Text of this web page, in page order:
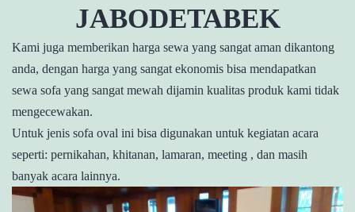
JABODETABEK
Kami juga memberikan harga sewa yang sangat aman dikantong
anda, dengan harga yang sangat ekonomis bisa mendapatkan
sewa sofa yang sangat mewah dijamin kualitas produk kami tidak
mengecewakan.
Untuk jenis sofa oval ini bisa digunakan untuk kegiatan acara
seperti: pernikahan, khitanan, lamaran, meeting , dan masih
banyak acara lainnya.